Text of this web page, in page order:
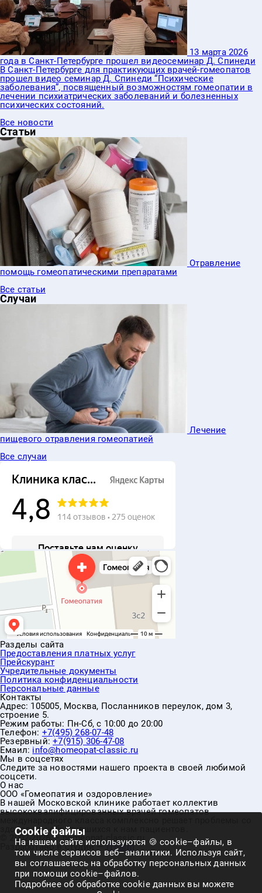
13 марта 2026
прошел видеосеминар Д. Спинеди
для практикующих врачей-гомеопатов
Д. Спинеди “Психические
возможностям гомеопатии в
заболеваний и болезненных
начнётся самый
Москве 18 мая
семинаров
"Полихресты и
Все новости
Статьи
Отравление
препаратами
Все статьи
Случаи
Лечение
гомеопатией
Все случаи
Разделы сайта
Предоставления платных услуг
Прейскурант
Учредительные документы
Политика конфиденциальности
Персональные данные
Контакты
Адрес: 105005, Москва, Посланников переулок, дом 3,
строение 5.
Режим работы: Пн-Сб, с 10:00 до 20:00
Телефон: +7(495) 268-07-48
Резервный:+7(915) 306-47-08
Емаил: info@homeopat-classic.ru
Мы в соцсетях
Следите за новостями нашего проекта в своей любимой
соцсети.
О нас
ООО «Гомеопатия и оздоровление»
В нашей Московской клинике работает коллектив
высококвалифицированных врачей гомеопатов
здоровьем обратившихся к нам пациентов.
© 2002-2026 — homeopat-classic.ru
Разработано в студии —ITPalm
Cookie файлы
На нашем сайте используются 🍪 cookie–файлы, в
том числе сервисов веб–аналитики. Используя сайт,
вы соглашаетесь на обработку персональных данных
при помощи cookie–файлов.
Подробнее об обработке cookie данных вы можете